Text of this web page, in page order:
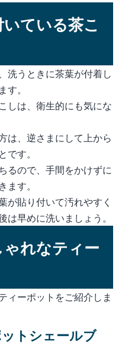
ている茶こ
洗うときに茶葉が付着し
。
しは、衛生的にも気にな
は、逆さまにして上から
す。
るので、手間をかけずに
す。
が貼り付いて汚れやすく
早めに洗いましょう。
れなティー
ィーポットをご紹介しま
トシェールブ